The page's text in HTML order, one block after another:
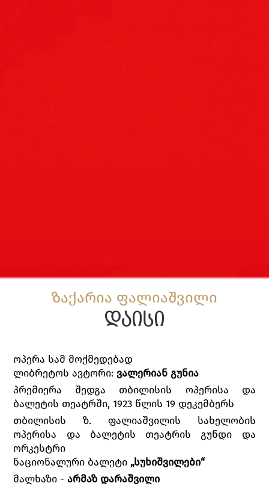
ზაქარია ფალიაშვილი
დაისი
ოპერა სამ მოქმედებად
ლიბრეტოს ავტორი: ვალერიან გუნია
პრემიერა შედგა თბილისის ოპერისა და
ბალეტის თეატრში, 1923 წლის 19 დეკემბერს
თბილისის ზ. ფალიაშვილის სახელობის
ოპერისა და ბალეტის თეატრის გუნდი და
ორკესტრი
ნაციონალური ბალეტი „სუხიშვილები“
მალხაზი -არმაზ დარაშვილი